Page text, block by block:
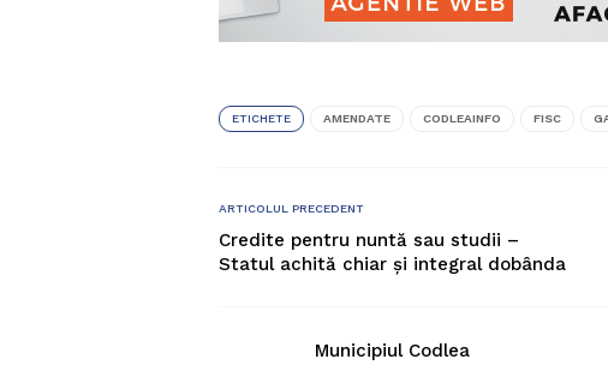
ETICHETE AMENDATE CODLEAINFO FISC
ARTICOLUL PRECEDENT
Credite pentru nuntă sau studii –
Statul achită chiar și integral dobânda
Municipiul Codlea